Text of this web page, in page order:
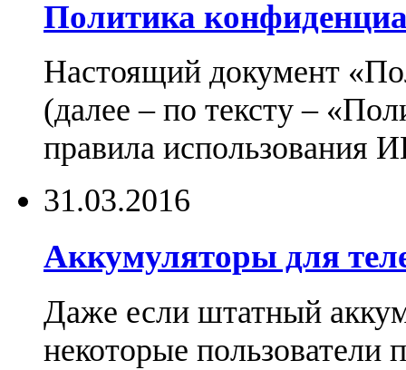
Политика
Настоящий документ
(далее – по тексту –
правила использования
31.03.2016
Аккумуляторы для
Даже если штатный
некоторые пользователи